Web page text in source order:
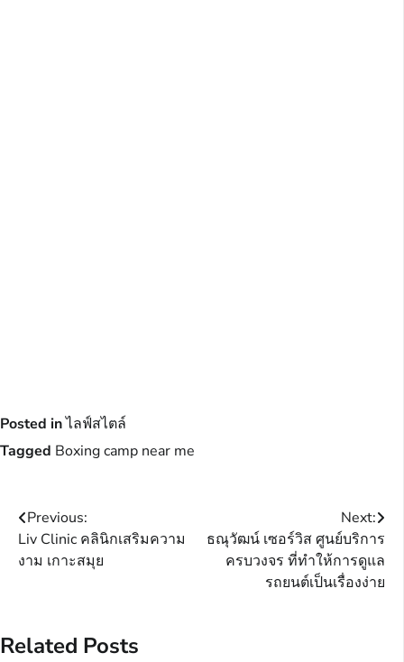
Posted inไลฟ์สไตล์
Tagged Boxing camp near me
Post
navigation
Previous:
Liv Clinic คลินิกเสริมความ
งาม เกาะสมุย
Next:
ธณุวัฒน์ เซอร์วิส ศูนย์บริการ
ครบวงจร ที่ทำให้การดูแล
รถยนต์เป็นเรื่องง่าย
Related Posts